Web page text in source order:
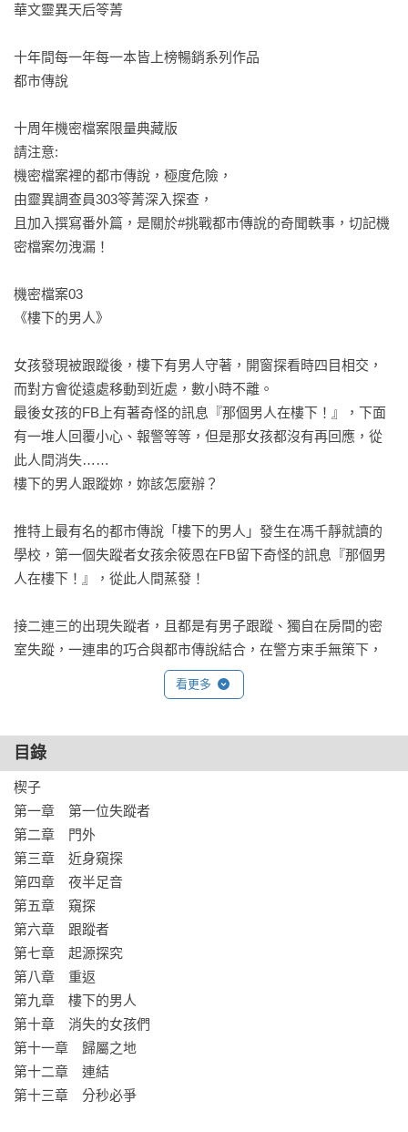
華文靈異天后笭菁
十年間每一年每一本皆上榜暢銷系列作品
都市傳說
十周年機密檔案限量典藏版
請注意:
機密檔案裡的都市傳說，極度危險，
由靈異調查員303笭菁深入探查，
且加入撰寫番外篇，是關於#挑戰都市傳說的奇聞軼事，切記機
密檔案勿洩漏！
機密檔案03
《樓下的男人》
女孩發現被跟蹤後，樓下有男人守著，開窗探看時四目相交，
而對方會從遠處移動到近處，數小時不離。
最後女孩的FB上有著奇怪的訊息『那個男人在樓下！』，下面
有一堆人回覆小心、報警等等，但是那女孩都沒有再回應，從
此人間消失……
樓下的男人跟蹤妳，妳該怎麼辦？
推特上最有名的都市傳說「樓下的男人」發生在馮千靜就讀的
學校，第一個失蹤者女孩余筱恩在FB留下奇怪的訊息『那個男
人在樓下！』，從此人間蒸發！
接二連三的出現失蹤者，且都是有男子跟蹤、獨自在房間的密
室失蹤，一連串的巧合與都市傳說結合，在警方束手無策下，
只能求助「都市傳說社」全體社員的幫忙。
痕，居然一天比一天多。夏玄允和郭岳洋則追查到傳說的源頭
地點。種種跡象，漸漸逼近樓下的男人，有漸漸揭露出真
相……
她小心翼翼的往前走到窗簾邊，舉起的右手顫抖，只要掀一角
就好，那個變態應該已經……
男人站在巷子裡，仰著頭，不偏不倚的正對著她的房間！
哇啊！余筱恩嚇得鬆手滑坐在地，他在樓下、他、還、在、
樓、下！
飛快的衝到電腦前，她迅速著打著字：那個男人在樓下！
喀，喀喀……
『快報警啊！』
『快點開窗尖叫！』
『筱恩，妳住哪裡我幫妳報？』
『快回啊！妳到底怎麼了？』
看更多
目錄
楔子
第一章　第一位失蹤者
第二章　門外
第三章　近身窺探
第四章　夜半足音
第五章　窺探
第六章　跟蹤者
第七章　起源探究
第八章　重返
第九章　樓下的男人
第十章　消失的女孩們
第十一章　歸屬之地
第十二章　連結
第十三章　分秒必爭